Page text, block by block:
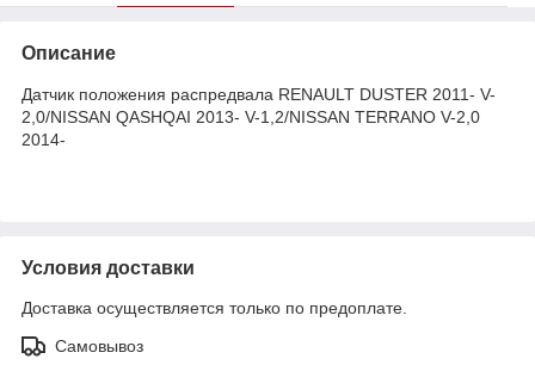
Описание
Датчик положения распредвала RENAULT DUSTER 2011- V-
2,0/NISSAN QASHQAI 2013- V-1,2/NISSAN TERRANO V-2,0
2014-
Условия доставки
Доставка осуществляется только по предоплате.
Самовывоз